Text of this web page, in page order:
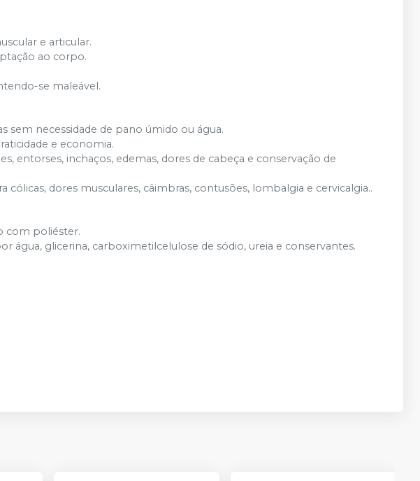
e articular.
ao corpo.
se maleável.
sem necessidade de pano úmido ou água.
e economia.
entorses, inchaços, edemas, dores de cabeça e conservação de
cólicas, dores musculares, câimbras, contusões, lombalgia e cervicalgia..
com poliéster.
água, glicerina, carboximetilcelulose de sódio, ureia e conservantes.